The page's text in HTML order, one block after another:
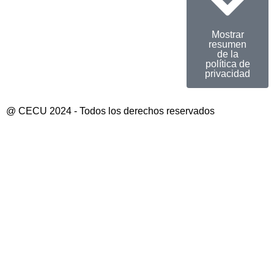
Mostrar
resumen
de la
política de
privacidad
@ CECU 2024 - Todos los derechos reservados